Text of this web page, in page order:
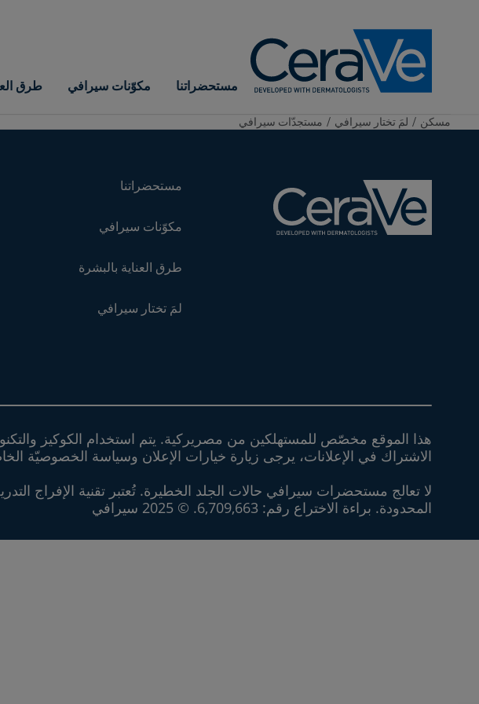
مستحضراتنا مكوّنات سيرافي طرق
مسكن / لمَ تختار سيرافي / مستجدّات سيرافي
مستحضراتنا
مكوّنات سيرافي
طرق العناية بالبشرة
لمَ تختار سيرافي
هذا الموقع مخصّص للمستهلكين من مصريركية. يتم استخدام الكوكيز
الاشتراك في الإعلانات، يرجى زيارة خيارات الإعلان وسياسة الخصوصيّة
لا تعالج مستحضرات سيرافي حالات الجلد الخطيرة. تُعتبر تقنية الإفراج
المحدودة. براءة الاختراع رقم: 6,709,663. © 2025 سيرافي